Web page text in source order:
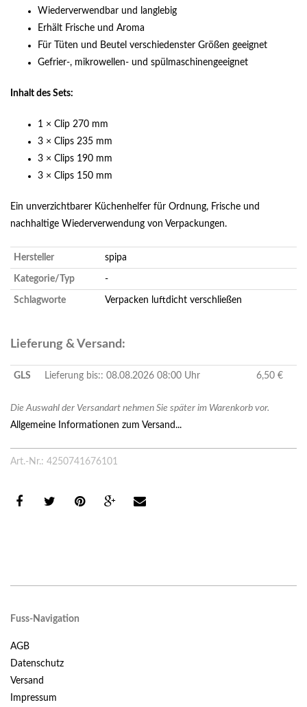
Wiederverwendbar und langlebig
Erhält Frische und Aroma
Für Tüten und Beutel verschiedenster Größen geeignet
Gefrier-, mikrowellen- und spülmaschinengeeignet
Inhalt des Sets:
1 × Clip 270 mm
3 × Clips 235 mm
3 × Clips 190 mm
3 × Clips 150 mm
Ein unverzichtbarer Küchenhelfer für Ordnung, Frische und
nachhaltige Wiederverwendung von Verpackungen.
Hersteller spipa
Kategorie/Typ -
Schlagworte Verpacken luftdicht verschließen
Lieferung & Versand:
GLS Lieferung bis:: 08.08.2026 08:00 Uhr 6,50 €
Die Auswahl der Versandart nehmen Sie später im Warenkorb vor.
Allgemeine Informationen zum Versand...
Art.-Nr.: 4250741676101
Fuss-Navigation
AGB
Datenschutz
Versand
Impressum